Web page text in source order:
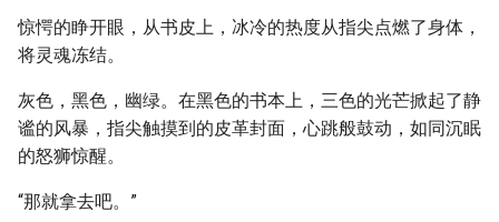
惊愕的睁开眼，从书皮上，冰冷的热度从指尖点燃了身体，
将灵魂冻结。
灰色，黑色，幽绿。在黑色的书本上，三色的光芒掀起了静
谧的风暴，指尖触摸到的皮革封面，心跳般鼓动，如同沉眠
的怒狮惊醒。
“那就拿去吧。”